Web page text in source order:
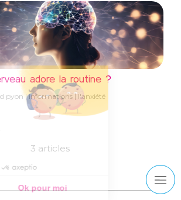
adore la routine ?
pyon informations l'anxiété
3 articles